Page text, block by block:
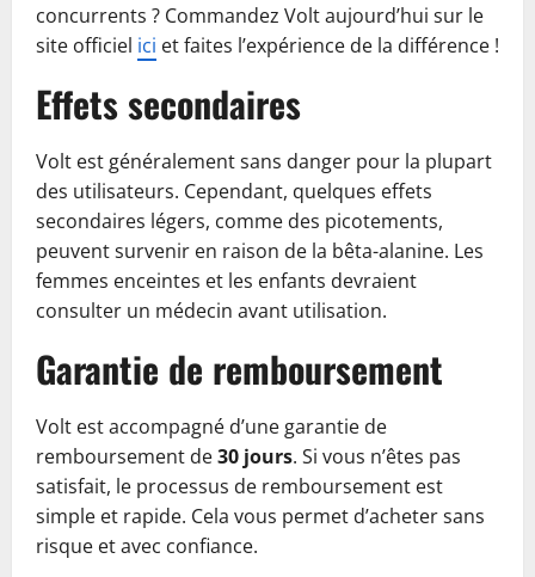
concurrents ? Commandez Volt aujourd’hui sur le
site officiel ici et faites l’expérience de la différence !
Effets secondaires
Volt est généralement sans danger pour la plupart
des utilisateurs. Cependant, quelques effets
secondaires légers, comme des picotements,
peuvent survenir en raison de la bêta-alanine. Les
femmes enceintes et les enfants devraient
consulter un médecin avant utilisation.
Garantie de remboursement
Volt est accompagné d’une garantie de
remboursement de30 jours. Si vous n’êtes pas
satisfait, le processus de remboursement est
simple et rapide. Cela vous permet d’acheter sans
risque et avec confiance.